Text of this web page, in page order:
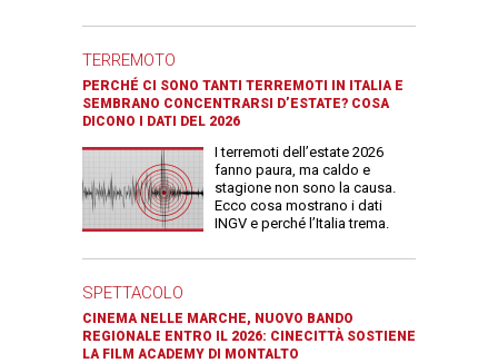
TERREMOTO
PERCHÉ CI SONO TANTI TERREMOTI IN ITALIA E
SEMBRANO CONCENTRARSI D’ESTATE? COSA
DICONO I DATI DEL 2026
I terremoti dell’estate 2026
fanno paura, ma caldo e
stagione non sono la causa.
Ecco cosa mostrano i dati
INGV e perché l’Italia trema.
SPETTACOLO
CINEMA NELLE MARCHE, NUOVO BANDO
REGIONALE ENTRO IL 2026: CINECITTÀ SOSTIENE
LA FILM ACADEMY DI MONTALTO